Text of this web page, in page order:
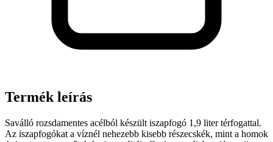
Termék leírás
Saválló rozsdamentes acélból készült iszapfogó 1,9 liter térfogattal.
Az iszapfogókat a víznél nehezebb kisebb részecskék, mint a homok